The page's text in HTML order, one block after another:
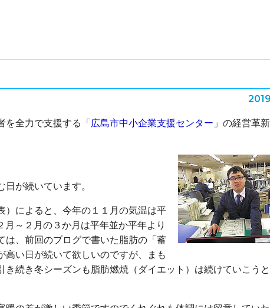
を全力で支援する「広島市中小企業支援センター 」の経営革
が続いています。
によると、今年の１１月の気温は平
～２月の３か月は平年並か平年より
は、前回のブログで書いた脂肪の「蓄
高い日が続いて欲しいのですが、まも
続き冬シーズンも脂肪燃焼（ダイエット）は続けていこう